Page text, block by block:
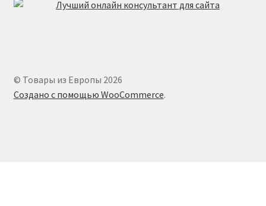
© Товары из Европы 2026
Создано с помощью WooCommerce.